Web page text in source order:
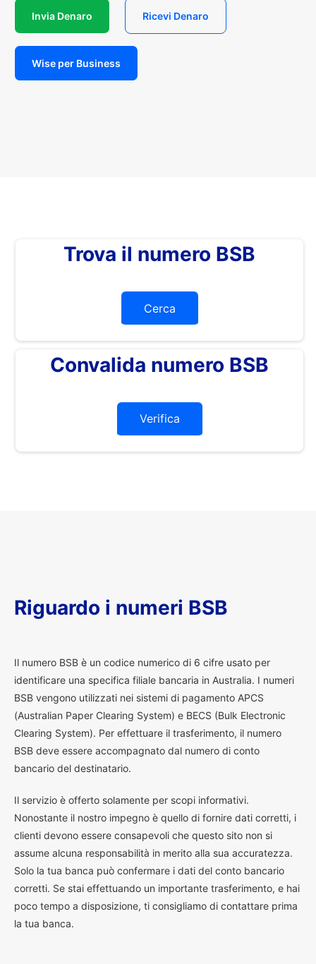
Invia Denaro Ricevi Denaro
Wise per Business
Trova il numero BSB
Cerca
Convalida numero BSB
Verifica
Riguardo i numeri BSB
Il numero BSB è un codice numerico di 6 cifre usato per
identificare una specifica filiale bancaria in Australia. I numeri
BSB vengono utilizzati nei sistemi di pagamento APCS
(Australian Paper Clearing System) e BECS (Bulk Electronic
Clearing System). Per effettuare il trasferimento, il numero
BSB deve essere accompagnato dal numero di conto
bancario del destinatario.
Il servizio è offerto solamente per scopi informativi.
Nonostante il nostro impegno è quello di fornire dati corretti, i
clienti devono essere consapevoli che questo sito non si
assume alcuna responsabilità in merito alla sua accuratezza.
Solo la tua banca può confermare i dati del conto bancario
corretti. Se stai effettuando un importante trasferimento, e hai
poco tempo a disposizione, ti consigliamo di contattare prima
la tua banca.